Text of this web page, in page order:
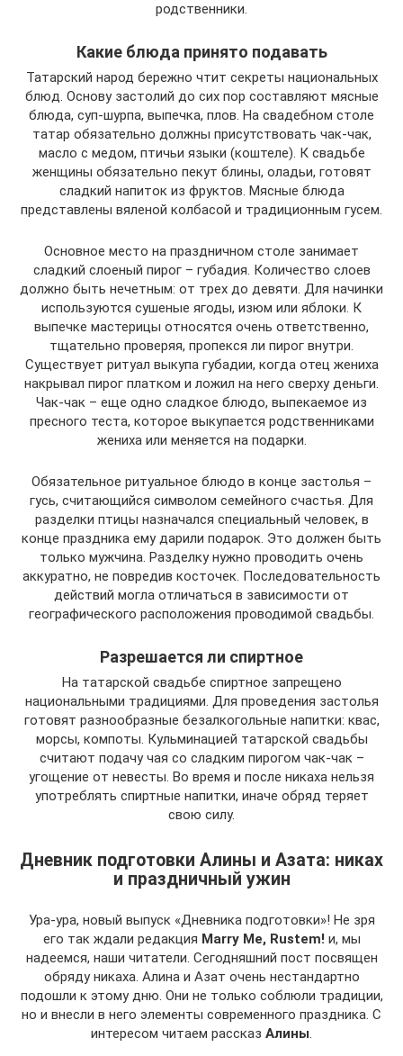
родственники.
Какие блюда принято подавать
Татарский народ бережно чтит секреты национальных
блюд. Основу застолий до сих пор составляют мясные
блюда, суп-шурпа, выпечка, плов. На свадебном столе
татар обязательно должны присутствовать чак-чак,
масло с медом, птичьи языки (коштеле). К свадьбе
женщины обязательно пекут блины, оладьи, готовят
сладкий напиток из фруктов. Мясные блюда
представлены вяленой колбасой и традиционным гусем.
Основное место на праздничном столе занимает
сладкий слоеный пирог – губадия. Количество слоев
должно быть нечетным: от трех до девяти. Для начинки
используются сушеные ягоды, изюм или яблоки. К
выпечке мастерицы относятся очень ответственно,
тщательно проверяя, пропекся ли пирог внутри.
Существует ритуал выкупа губадии, когда отец жениха
накрывал пирог платком и ложил на него сверху деньги.
Чак-чак – еще одно сладкое блюдо, выпекаемое из
пресного теста, которое выкупается родственниками
жениха или меняется на подарки.
Обязательное ритуальное блюдо в конце застолья –
гусь, считающийся символом семейного счастья. Для
разделки птицы назначался специальный человек, в
конце праздника ему дарили подарок. Это должен быть
только мужчина. Разделку нужно проводить очень
аккуратно, не повредив косточек. Последовательность
действий могла отличаться в зависимости от
географического расположения проводимой свадьбы.
Разрешается ли спиртное
На татарской свадьбе спиртное запрещено
национальными традициями. Для проведения застолья
готовят разнообразные безалкогольные напитки: квас,
морсы, компоты. Кульминацией татарской свадьбы
считают подачу чая со сладким пирогом чак-чак –
угощение от невесты. Во время и после никаха нельзя
употреблять спиртные напитки, иначе обряд теряет
свою силу.
Дневник подготовки Алины и Азата: никах
и праздничный ужин
Ура-ура, новый выпуск «Дневника подготовки»! Не зря
его так ждали редакция Marry Me, Rustem! и, мы
надеемся, наши читатели. Сегодняшний пост посвящен
обряду никаха. Алина и Азат очень нестандартно
подошли к этому дню. Они не только соблюли традиции,
но и внесли в него элементы современного праздника. С
интересом читаем рассказ Алины.